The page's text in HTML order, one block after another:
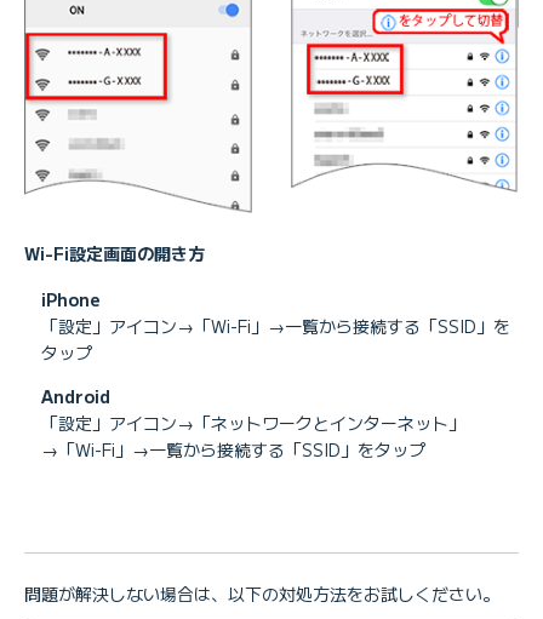
Wi-Fi設定画面の開き方
iPhone
「設定」アイコン→「Wi-Fi」→一覧から接続する「SSID」を
タップ
Android
「設定」アイコン→「ネットワークとインターネット」
→「Wi-Fi」→一覧から接続する「SSID」をタップ
問題が解決しない場合は、以下の対処方法をお試しください。